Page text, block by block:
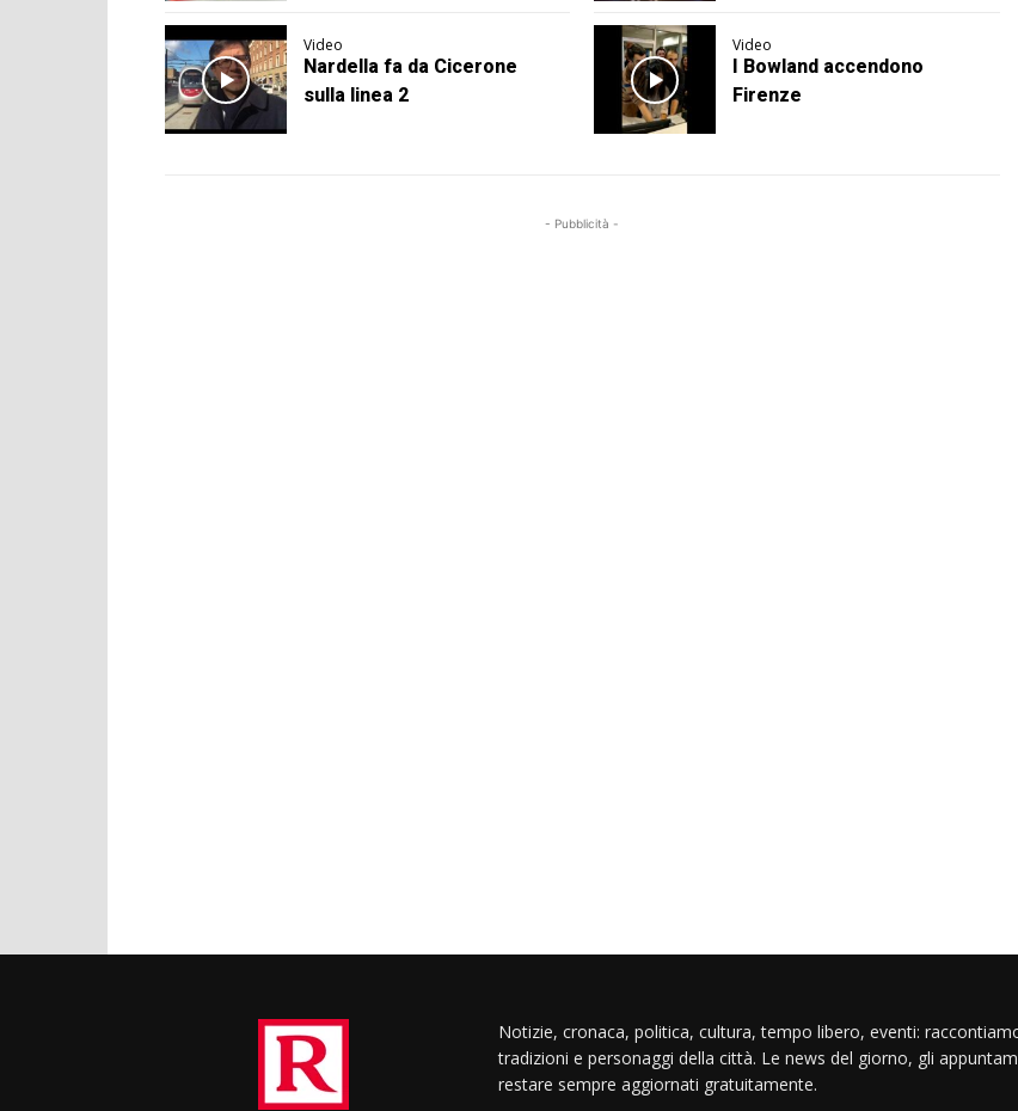
Video
Nardella fa da Cicerone
sulla linea 2
Video
I Bowland accendono
Firenze
- Pubblicità -
Notizie, cronaca, politica, cultura, tempo libero, eventi:
tradizioni e personaggi della città. Le news del giorno, gli
restare sempre aggiornati gratuitamente.